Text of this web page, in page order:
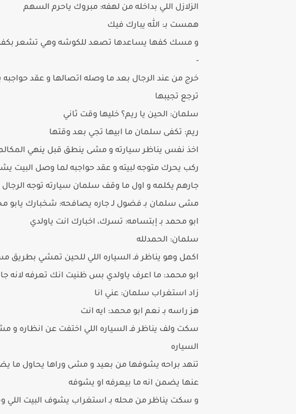
الزلازل اللي بداخله من لهفه: مبروك ياحرم السهم
همست بـ: الله يبارك فيك
و مسك كفها يساعدها تصعد للكوشه وهي تشعر بكفه
-
خرج من عند الرجال بعد ما وصله اتصالها و عقد
ترجع تجيبها
سلمان: الحين يا ريم؟ خليها وقت ثاني
ريم: تكفى سلمان ما ابيها تجي بعد وقتها
اخذ نفس يناظر سيارته و مشى ينطق قبل ينهي
ركب يحرك متوجه لبيته و عقد حواجبه لما وصل البيت
جارهم يكلمه و اول ما وقف سلمان سيارته توجه الرجال
مشى سلمان بـ فضول لـ جاره يصافحه: شخبارك يابو
ابو محمد بـ إبتسامه: تسرك، اخبارك انت ياولدي
سلمان: الحمدلله
اكمل وهو يناظر فـ السياره اللي للحين تمشي بطريق
ابو محمد: ما اعرف ياولدي بس ظنيت انك تعرفه لانه
زاد استغراب سلمان: عني انا
هز راسه بـ نعم ابو محمد: ايه انت
سكت ولف يناظر فـ السياره اللي اختفت عن انظاره
السياره
تنهد براحه يشوفها من بعيد و مشى وراها يحاول
عنها يضمن انه ما بيعرفه او يشوفه
و سكت يناظر من محله بـ استغراب يشوف البيت اللي